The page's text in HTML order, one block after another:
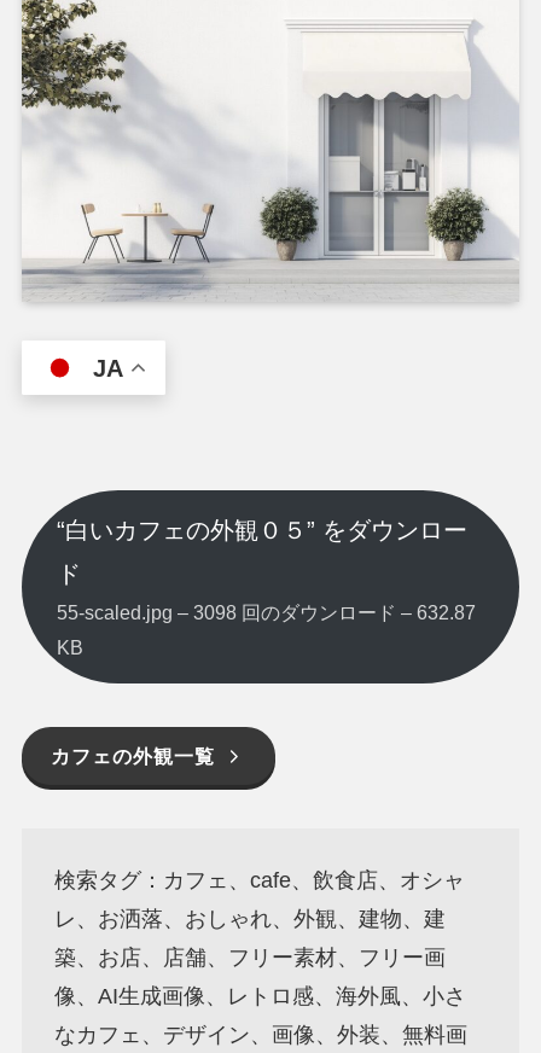
JA
“白いカフェの外観０５” をダウンロー
ド
55-scaled.jpg – 3098 回のダウンロード – 632.87
KB
カフェの外観一覧
検索タグ：カフェ、cafe、飲食店、オシャ
レ、お洒落、おしゃれ、外観、建物、建
築、お店、店舗、フリー素材、フリー画
像、AI生成画像、レトロ感、海外風、小さ
なカフェ、デザイン、画像、外装、無料画